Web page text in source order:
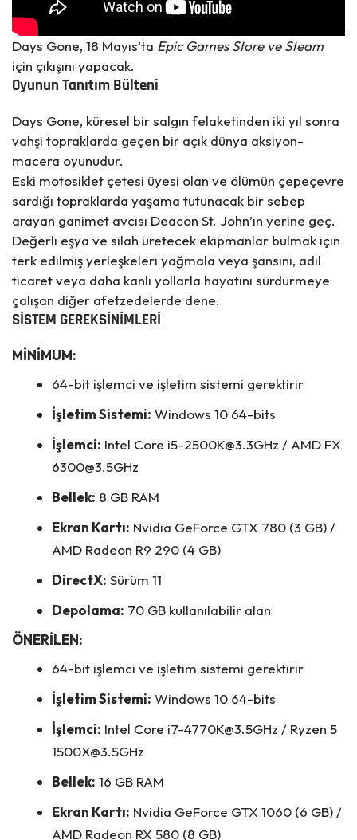
Days Gone, 18 Mayıs’ta Epic Games StoreveSteam
için çıkışını yapacak.
Oyunun Tanıtım Bülteni
Days Gone, küresel bir salgın felaketinden iki yıl sonra
vahşi topraklarda geçen bir açık dünya aksiyon-
macera oyunudur.
Eski motosiklet çetesi üyesi olan ve ölümün çepeçevre
sardığı topraklarda yaşama tutunacak bir sebep
arayan ganimet avcısı Deacon St. John’ın yerine geç.
Değerli eşya ve silah üretecek ekipmanlar bulmak için
terk edilmiş yerleşkeleri yağmala veya şansını, adil
ticaret veya daha kanlı yollarla hayatını sürdürmeye
çalışan diğer afetzedelerde dene.
SİSTEM GEREKSİNİMLERİ
MİNİMUM:
64-bit işlemci ve işletim sistemi gerektirir
İşletim Sistemi: Windows 10 64-bits
İşlemci: Intel Core i5-2500K@3.3GHz / AMD FX
6300@3.5GHz
Bellek: 8 GB RAM
Ekran Kartı: Nvidia GeForce GTX 780 (3 GB) /
AMD Radeon R9 290 (4 GB)
DirectX: Sürüm 11
Depolama: 70 GB kullanılabilir alan
ÖNERİLEN:
64-bit işlemci ve işletim sistemi gerektirir
İşletim Sistemi: Windows 10 64-bits
İşlemci: Intel Core i7-4770K@3.5GHz / Ryzen 5
1500X@3.5GHz
Bellek: 16 GB RAM
Ekran Kartı: Nvidia GeForce GTX 1060 (6 GB) /
AMD Radeon RX 580 (8 GB)